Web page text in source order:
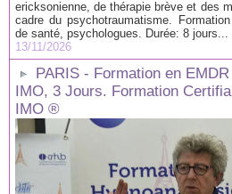
ericksonienne, de thérapie brève et des
cadre du psychotraumatisme.
de santé, psychologues. Durée: 8 jours...
13/11/2026
PARIS - Formation en
IMO, 3 Jours. Formation
IMO ®